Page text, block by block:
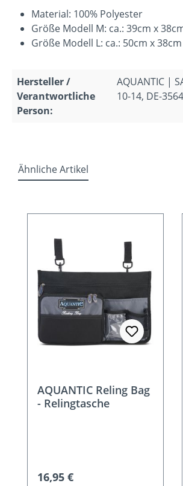
Material: 100% Polyester
Größe Modell M: ca.: 39cm x
Größe Modell L: ca.: 50cm x 38cm
Hersteller /
Verantwortliche
Person:
AQUANTIC |
10-14, DE-
Ähnliche Artikel
AQUANTIC Reling Bag
- Relingtasche
Regulärer Preis:
16,95 €